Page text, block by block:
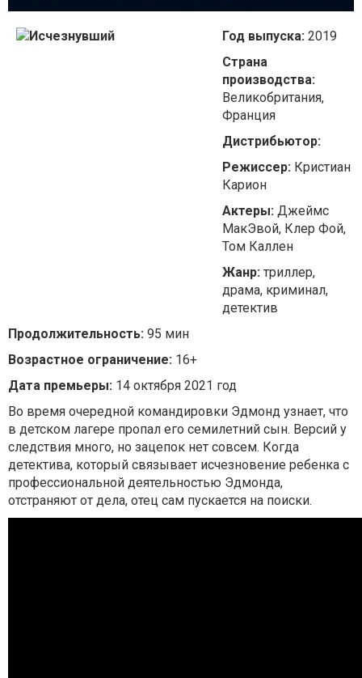
Год выпуска: 2019
Страна
производства:
Великобритания,
Франция
Дистрибьютор:
Режиссер: Кристиан
Карион
Актеры: Джеймс
МакЭвой, Клер Фой,
Том Каллен
Жанр: триллер,
драма, криминал,
детектив
Продолжительность: 95 мин
Возрастное ограничение: 16+
Дата премьеры: 14 октября 2021 год
Во время очередной командировки Эдмонд узнает, что
в детском лагере пропал его семилетний сын. Версий у
следствия много, но зацепок нет совсем. Когда
детектива, который связывает исчезновение ребенка с
профессиональной деятельностью Эдмонда,
отстраняют от дела, отец сам пускается на поиски.